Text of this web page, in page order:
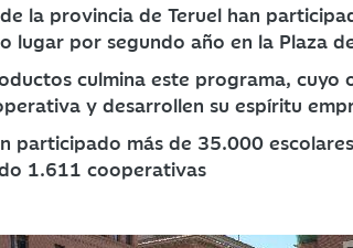
la provincia de Teruel han
lugar por segundo año en la Plaza
culmina este programa, cuyo
y desarrollen su espíritu
participado más de 35.000
1.611 cooperativas